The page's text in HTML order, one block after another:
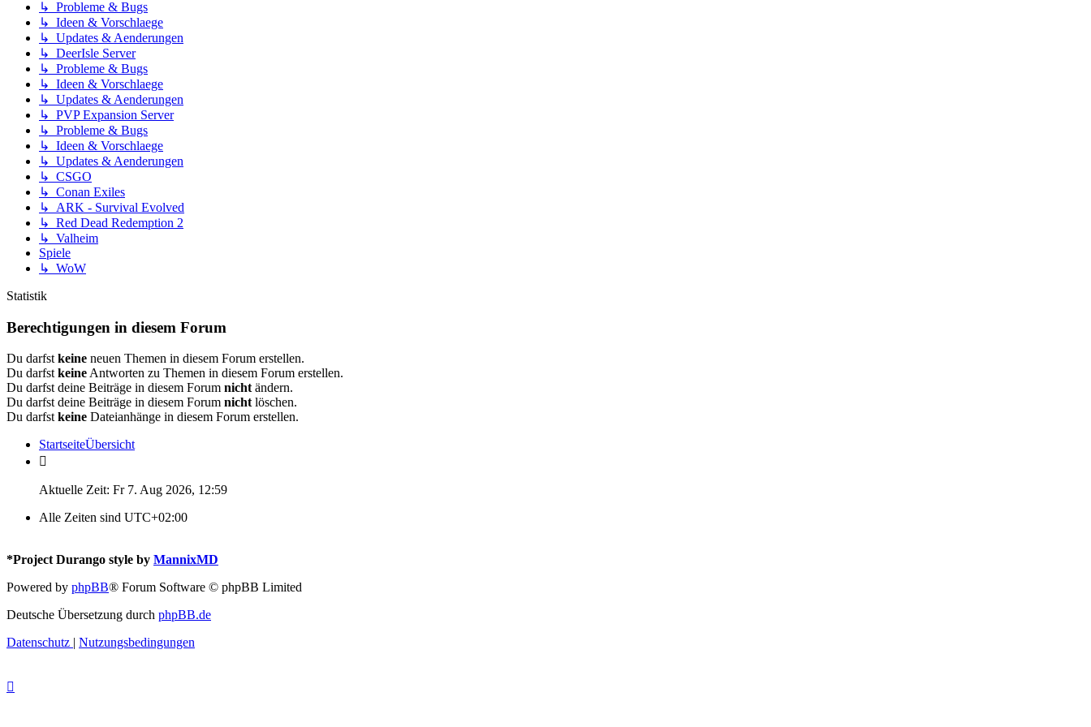
↳ Probleme & Bugs
↳ Ideen & Vorschlaege
↳ Updates & Aenderungen
↳ DeerIsle Server
↳ Probleme & Bugs
↳ Ideen & Vorschlaege
↳ Updates & Aenderungen
↳ PVP Expansion Server
↳ Probleme & Bugs
↳ Ideen & Vorschlaege
↳ Updates & Aenderungen
↳ CSGO
↳ Conan Exiles
↳ ARK - Survival Evolved
↳ Red Dead Redemption 2
↳ Valheim
Spiele
↳ WoW
Statistik
Berechtigungen in diesem Forum
Du darfst keine neuen Themen in diesem Forum erstellen.
Du darfst keine Antworten zu Themen in diesem Forum erstellen.
Du darfst deine Beiträge in diesem Forum nicht ändern.
Du darfst deine Beiträge in diesem Forum nicht löschen.
Du darfst keine Dateianhänge in diesem Forum erstellen.
StartseiteÜbersicht
Aktuelle Zeit: Fr 7. Aug 2026, 12:59
Alle Zeiten sind UTC+02:00
*Project Durango style by MannixMD
Powered by phpBB® Forum Software © phpBB Limited
Deutsche Übersetzung durch phpBB.de
Datenschutz | Nutzungsbedingungen